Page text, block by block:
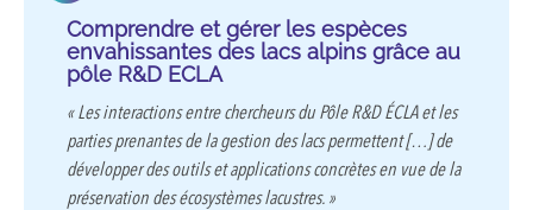
Comprendre et gérer les espèces
envahissantes des lacs alpins grâce au
pôle R&D ECLA
« Les interactions entre chercheurs du Pôle R&D ÉCLA et les
parties prenantes de la gestion des lacs permettent […] de
développer des outils et applications concrètes en vue de la
préservation des écosystèmes lacustres. »